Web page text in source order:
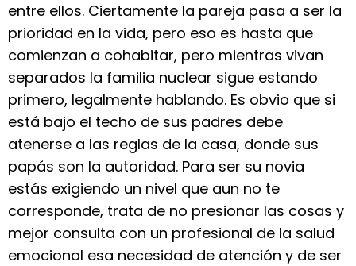
entre ellos. Ciertamente la pareja pasa a ser la
prioridad en la vida, pero eso es hasta que
comienzan a cohabitar, pero mientras vivan
separados la familia nuclear sigue estando
primero, legalmente hablando. Es obvio que si
está bajo el techo de sus padres debe
atenerse a las reglas de la casa, donde sus
papás son la autoridad. Para ser su novia
estás exigiendo un nivel que aun no te
corresponde, trata de no presionar las cosas y
mejor consulta con un profesional de la salud
emocional esa necesidad de atención y de ser